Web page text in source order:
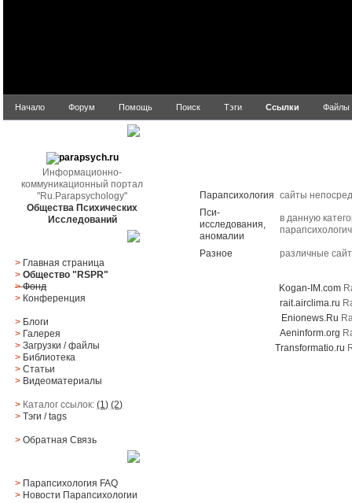
Начало Форум Помощь Поиск Тэги Ссылки Файлы
Информационно-
коммуникационный портал
"Ru.Parapsychology"
Общества Психических
Исследований
> Главная страница
> Общество "RSPR"
> Фонд
> Конференция
> Блоги
> Галерея
> Загрузки/файлы
> Библиотека
> Статьи
> Видеоматериалы
> Каталог ссылок:(1) (2)
> Тэги/ tags
> Обратная Cвязь
> Парапсихология FAQ
> Новости Парапсихологии
Парапсихология сайты
Пси-
исследования,
аномалии
в данную
Разное
различные
Kogan-IM.com
rait.airclima.ru
Enionews.Ru
Aeninform.org
Transformatio.ru